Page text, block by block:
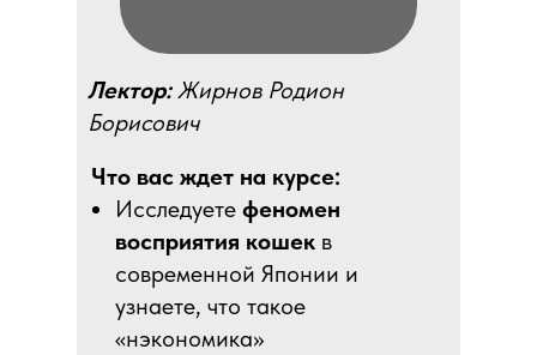
Что вас ждет на курсе:
Исследуете феномен
восприятия кошек в
современной Японии и
узнаете, что такое
«нэкономика»
Лектор:Жирнов Родион
Борисович